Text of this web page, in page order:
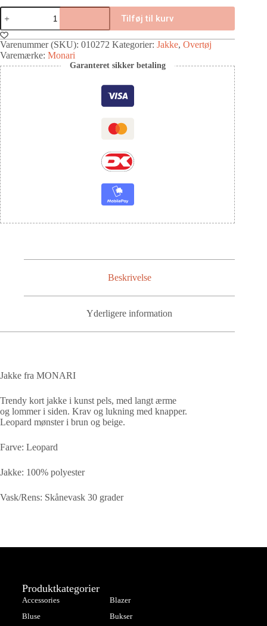
Tilføj til kurv
Varenummer (SKU): 010272 Kategorier: Jakke, Overtøj
Varemærke: Monari
Garanteret sikker betaling
Beskrivelse
Yderligere information
Jakke fra MONARI
Trendy kort jakke i kunst pels, med langt ærme
og lommer i siden. Krav og lukning med knapper.
Leopard mønster i brun og beige.
Farve: Leopard
Jakke: 100% polyester
Vask/Rens: Skånevask 30 grader
Produktkategorier
Accessories
Blazer
Bluse
Bukser